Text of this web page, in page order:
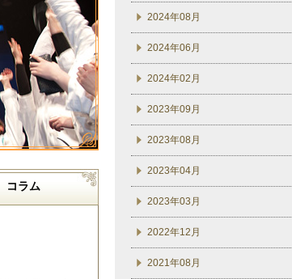
コラム
2024年08月
2024年06月
2024年02月
2023年09月
2023年08月
2023年04月
2023年03月
2022年12月
2021年08月